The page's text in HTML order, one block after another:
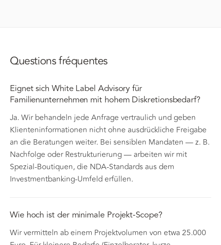
Questions fréquentes
Eignet sich White Label Advisory für
Familienunternehmen mit hohem Diskretionsbedarf?
Ja. Wir behandeln jede Anfrage vertraulich und geben
Klienteninformationen nicht ohne ausdrückliche Freigabe
an die Beratungen weiter. Bei sensiblen Mandaten — z. B.
Nachfolge oder Restrukturierung — arbeiten wir mit
Spezial-Boutiquen, die NDA-Standards aus dem
Investmentbanking-Umfeld erfüllen.
Wie hoch ist der minimale Projekt-Scope?
Wir vermitteln ab einem Projektvolumen von etwa 25.000